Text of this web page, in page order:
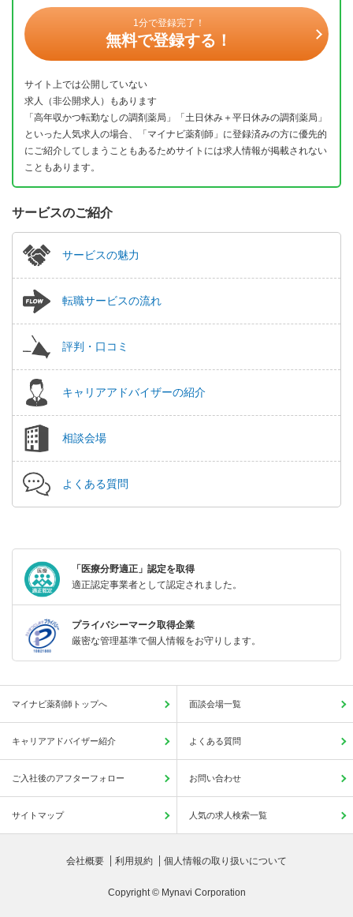
1分で登録完了！
無料で登録する！
サイト上では公開していない
求人（非公開求人）もあります
「高年収かつ転勤なしの調剤薬局」「土日休み＋平日休みの調剤薬局」
といった人気求人の場合、「マイナビ薬剤師」に登録済みの方に優先的
にご紹介してしまうこともあるためサイトには求人情報が掲載されない
こともあります。
サービスのご紹介
サービスの魅力
転職サービスの流れ
評判・口コミ
キャリアアドバイザーの紹介
相談会場
よくある質問
「医療分野適正」認定を取得
適正認定事業者として認定されました。
プライバシーマーク取得企業
厳密な管理基準で個人情報をお守りします。
マイナビ薬剤師トップへ 面談会場一覧
キャリアアドバイザー紹介 よくある質問
ご入社後のアフターフォロー お問い合わせ
サイトマップ 人気の求人検索一覧
会社概要 利用規約 個人情報の取り扱いについて
Copyright © Mynavi Corporation